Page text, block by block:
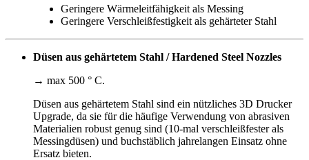
Geringere Wärmeleitfähigkeit als Messing
Geringere Verschleißfestigkeit als gehärteter Stahl
Düsen aus gehärtetem Stahl / Hardened Steel Nozzles
→ max 500 ° C.
Düsen aus gehärtetem Stahl sind ein nützliches 3D Drucker
Upgrade, da sie für die häufige Verwendung von abrasiven
Materialien robust genug sind (10-mal verschleißfester als
Messingdüsen) und buchstäblich jahrelangen Einsatz ohne
Ersatz bieten.